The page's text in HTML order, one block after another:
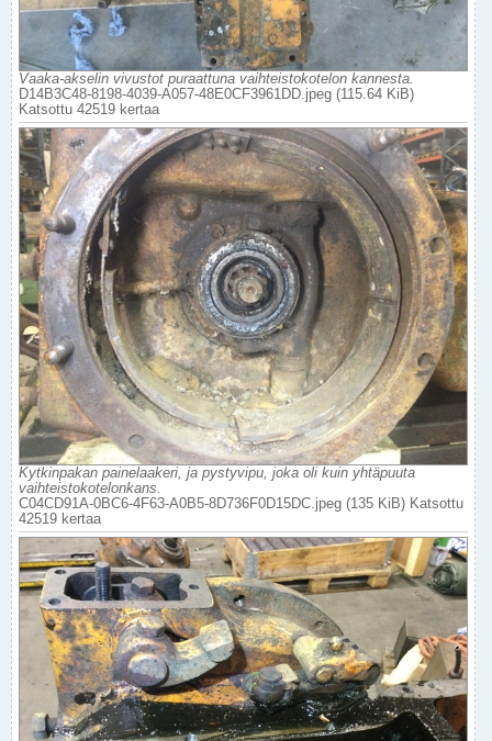
Vaaka-akselin vivustot puraattuna vaihteistokotelon kannesta.
D14B3C48-8198-4039-A057-48E0CF3961DD.jpeg (115.64 KiB)
Katsottu 42519 kertaa
Kytkinpakan painelaakeri, ja pystyvipu, joka oli kuin yhtäpuuta
vaihteistokotelonkans.
C04CD91A-0BC6-4F63-A0B5-8D736F0D15DC.jpeg (135 KiB) Katsottu
42519 kertaa